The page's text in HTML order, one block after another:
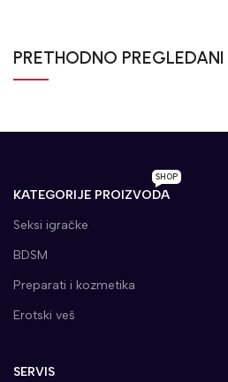
PRETHODNO PREGLEDANI
KATEGORIJE PROIZVODA
SHOP
Seksi igračke
BDSM
Preparati i kozmetika
Erotski veš
SERVIS